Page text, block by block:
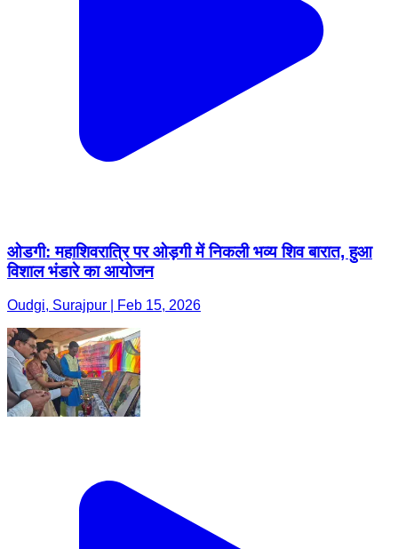
ओडगी: महाशिवरात्रि पर ओड़गी में निकली भव्य शिव बारात, हुआ
विशाल भंडारे का आयोजन
Oudgi, Surajpur | Feb 15, 2026